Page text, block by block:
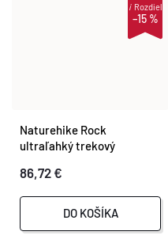
–15 %
iRozdiel
Naturehike Rock
ultraľahký trekový
čierny
86,72 €
DO KOŠÍKA